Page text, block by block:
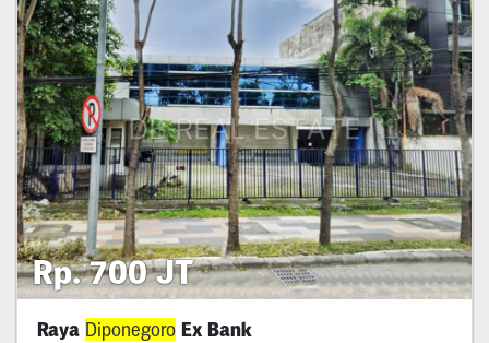
Rp. 700 JT
Raya DiponegoroEx Bank